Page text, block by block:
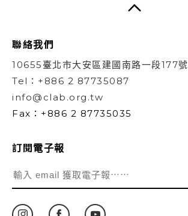
聯絡我們
10655臺北市大安區建國南路一段177號
Tel：+886 2 87735087
info@clab.org.tw
Fax：+886 2 87735035
訂閱電子報